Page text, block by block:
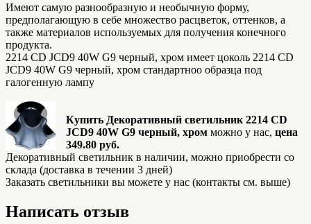
Имеют самую разнообразную и необычную форму,
предполагающую в себе множество расцветок, оттенков, а
также материалов используемых для получения конечного
продукта.
2214 CD JCD9 40W G9 черный, хром имеет цоколь 2214 CD
JCD9 40W G9 черный, хром стандартноо образца под
галогенную лампу
Купить Декоративный светильник 2214 CD
JCD9 40W G9 черный, хромможно у нас,цена
349.80 руб.
Декоративный светильник в наличии, можно приобрести со
склада (доставка в течении 3 дней)
Заказать светильники вы можете у нас (контакты см. выше)
Написать отзыв